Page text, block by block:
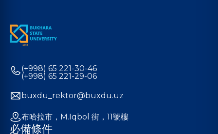
(+998) 65 221-30-46
(+998) 65 221-29-06
buxdu_rektor@buxdu.uz
布哈拉市，M.Iqbol 街，11號樓
必備條件